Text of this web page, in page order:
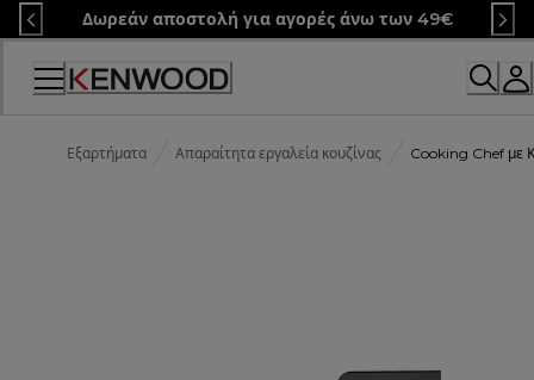
Skip
to
Content
Δωρεάν αποστολή για αγορές άνω των 49€
Εξαρτήματα Απαραίτητα εργαλεία κουζίνας Cooking Chef με